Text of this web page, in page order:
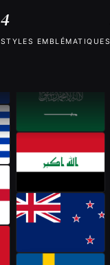
4
STYLES EMBLÉMATIQUES